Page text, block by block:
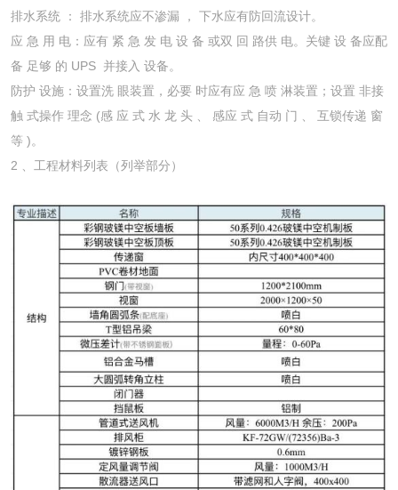
排水系统 ： 排水系统应不渗漏 ， 下水应有防回流设计。
应 急 用 电：应有 紧 急 发 电 设 备 或双 回 路供 电。关键 设 备应配
备 足够 的 UPS 并接入 设备。
防护 设施：设置洗 眼装置，必要 时应有应 急 喷 淋装置；设置 非接
触 式操作 理念 (感 应 式 水 龙 头 、 感应 式 自动 门 、 互锁传递 窗
等 )。
2 、工程材料列表（列举部分）